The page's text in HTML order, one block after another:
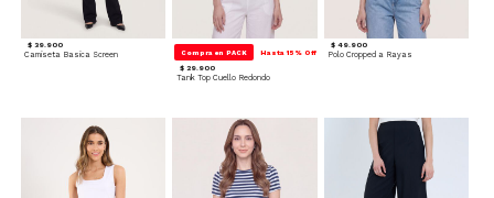
$ 39.900
Camiseta Basica Screen Compra en PACK Hasta 15% Off
$ 29.900
Tank Top Cuello Redondo
$ 49.900
Polo Cropped a Rayas